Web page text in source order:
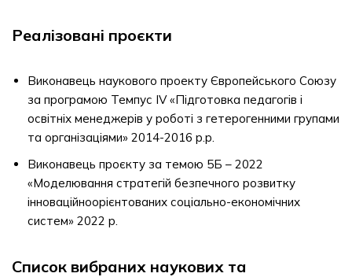
Реалізовані проєкти
Виконавець наукового проекту Європейського Союзу
за програмою Темпус IV «Підготовка педагогів і
освітніх менеджерів у роботі з гетерогенними групами
та організаціями» 2014-2016 р.р.
Виконавець проєкту за темою 5Б – 2022
«Моделювання стратегій безпечного розвитку
інноваційноорієнтованих соціально-економічних
систем» 2022 р.
Список вибраних наукових та